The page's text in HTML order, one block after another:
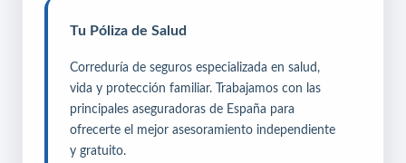
Tu Póliza de Salud
Correduría de seguros especializada en salud,
vida y protección familiar. Trabajamos con las
principales aseguradoras de España para
ofrecerte el mejor asesoramiento independiente
y gratuito.